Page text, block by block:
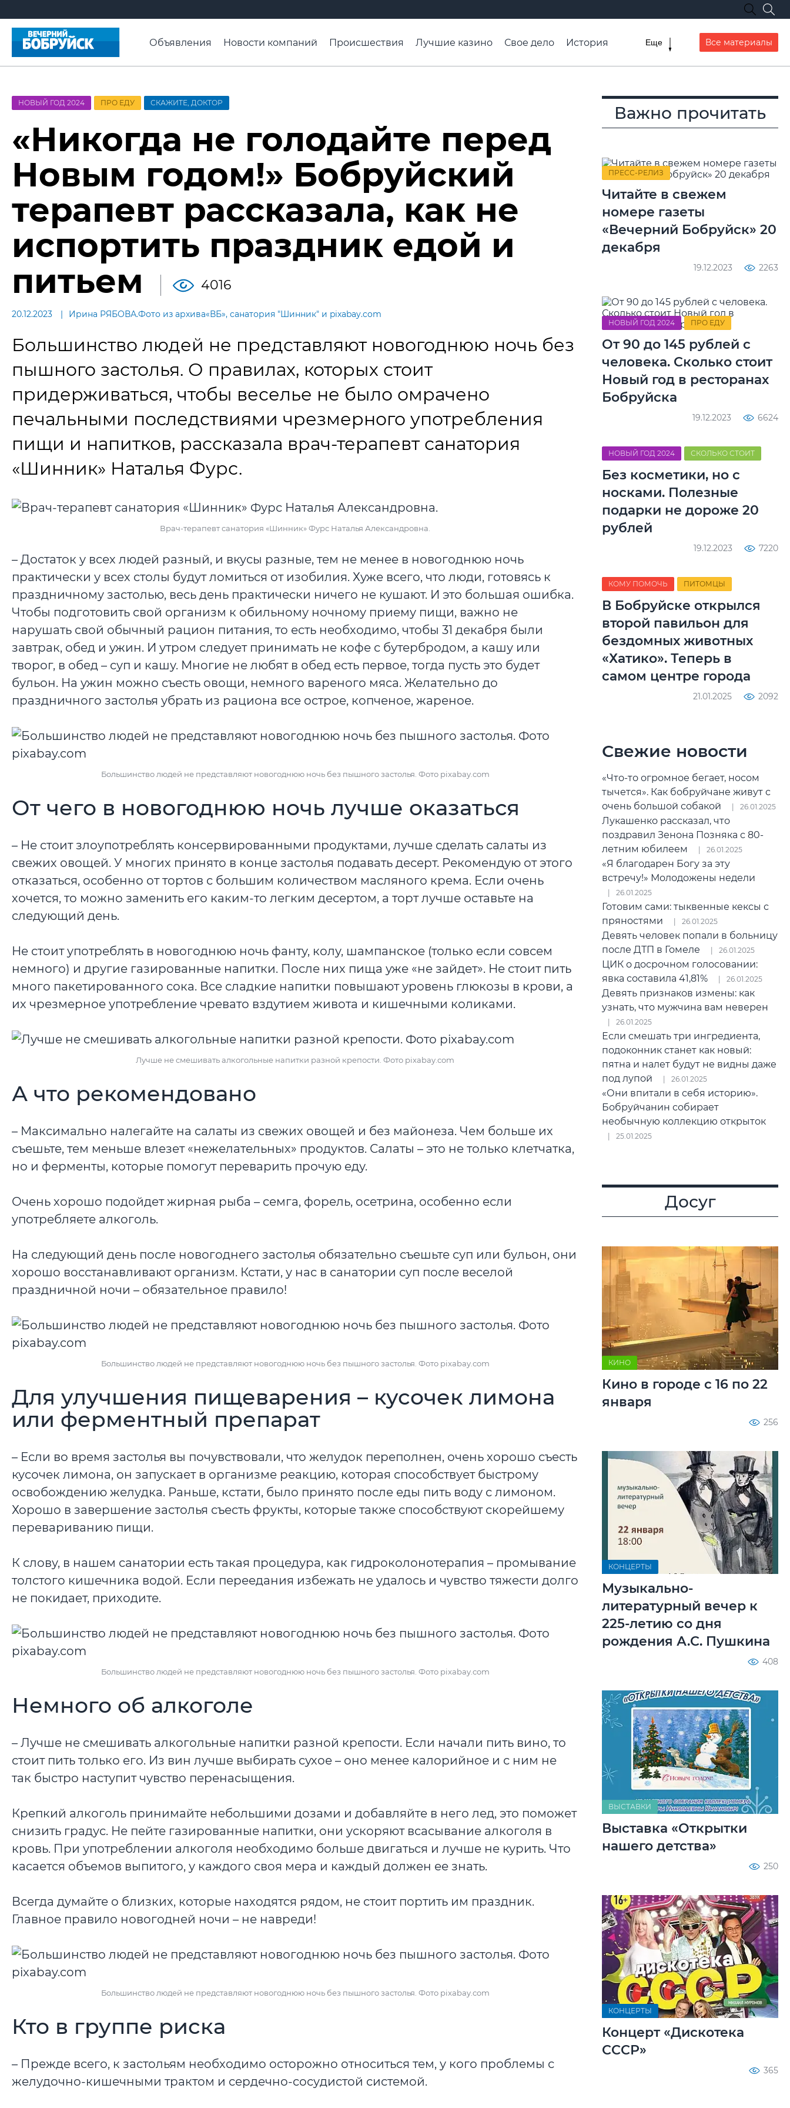
Объявления Новости компаний Происшествия Лучшие казино Свое дело
История
Видео ВБ ПроМогилев
Еще Все материалы
НОВЫЙ ГОД 2024 ПРО ЕДУ СКАЖИТЕ, ДОКТОР
«Никогда не голодайте перед
Новым годом!» Бобруйский
терапевт рассказала, как не
испортить праздник едой и
питьем
4016
20.12.2023 Ирина РЯБОВА.Фото из архива«ВБ», санатория "Шинник" и pixabay.com
Большинство людей не представляют новогоднюю ночь без
пышного застолья. О правилах, которых стоит
придерживаться, чтобы веселье не было омрачено
печальными последствиями чрезмерного употребления
пищи и напитков, рассказала врач-терапевт санатория
«Шинник» Наталья Фурс.
Врач-терапевт санатория «Шинник» Фурс Наталья Александровна.
– Достаток у всех людей разный, и вкусы разные, тем не менее в новогоднюю ночь
практически у всех столы будут ломиться от изобилия. Хуже всего, что люди, готовясь к
праздничному застолью, весь день практически ничего не кушают. И это большая ошибка.
Чтобы подготовить свой организм к обильному ночному приему пищи, важно не
нарушать свой обычный рацион питания, то есть необходимо, чтобы 31 декабря были
завтрак, обед и ужин. И утром следует принимать не кофе с бутербродом, а кашу или
творог, в обед – суп и кашу. Многие не любят в обед есть первое, тогда пусть это будет
бульон. На ужин можно съесть овощи, немного вареного мяса. Желательно до
праздничного застолья убрать из рациона все острое, копченое, жареное.
Большинство людей не представляют новогоднюю ночь без пышного застолья. Фото pixabay.com
От чего в новогоднюю ночь лучше оказаться
– Не стоит злоупотреблять консервированными продуктами, лучше сделать салаты из
свежих овощей. У многих принято в конце застолья подавать десерт. Рекомендую от этого
отказаться, особенно от тортов с большим количеством масляного крема. Если очень
хочется, то можно заменить его каким-то легким десертом, а торт лучше оставьте на
следующий день.
Не стоит употреблять в новогоднюю ночь фанту, колу, шампанское (только если совсем
немного) и другие газированные напитки. После них пища уже «не зайдет». Не стоит пить
много пакетированного сока. Все сладкие напитки повышают уровень глюкозы в крови, а
их чрезмерное употребление чревато вздутием живота и кишечными коликами.
Лучше не смешивать алкогольные напитки разной крепости. Фото pixabay.com
А что рекомендовано
– Максимально налегайте на салаты из свежих овощей и без майонеза. Чем больше их
съешьте, тем меньше влезет «нежелательных» продуктов. Салаты – это не только клетчатка,
но и ферменты, которые помогут переварить прочую еду.
Очень хорошо подойдет жирная рыба – семга, форель, осетрина, особенно если
употребляете алкоголь.
На следующий день после новогоднего застолья обязательно съешьте суп или бульон, они
хорошо восстанавливают организм. Кстати, у нас в санатории суп после веселой
праздничной ночи – обязательное правило!
Большинство людей не представляют новогоднюю ночь без пышного застолья. Фото pixabay.com
Для улучшения пищеварения – кусочек лимона
или ферментный препарат
– Если во время застолья вы почувствовали, что желудок переполнен, очень хорошо съесть
кусочек лимона, он запускает в организме реакцию, которая способствует быстрому
освобождению желудка. Раньше, кстати, было принято после еды пить воду с лимоном.
Хорошо в завершение застолья съесть фрукты, которые также способствуют скорейшему
перевариванию пищи.
К слову, в нашем санатории есть такая процедура, как гидроколонотерапия – промывание
толстого кишечника водой. Если переедания избежать не удалось и чувство тяжести долго
не покидает, приходите.
Большинство людей не представляют новогоднюю ночь без пышного застолья. Фото pixabay.com
Немного об алкоголе
– Лучше не смешивать алкогольные напитки разной крепости. Если начали пить вино, то
стоит пить только его. Из вин лучше выбирать сухое – оно менее калорийное и с ним не
так быстро наступит чувство перенасыщения.
Крепкий алкоголь принимайте небольшими дозами и добавляйте в него лед, это поможет
снизить градус. Не пейте газированные напитки, они ускоряют всасывание алкоголя в
кровь. При употреблении алкоголя необходимо больше двигаться и лучше не курить. Что
касается объемов выпитого, у каждого своя мера и каждый должен ее знать.
Всегда думайте о близких, которые находятся рядом, не стоит портить им праздник.
Главное правило новогодней ночи – не навреди!
Большинство людей не представляют новогоднюю ночь без пышного застолья. Фото pixabay.com
Кто в группе риска
– Прежде всего, к застольям необходимо осторожно относиться тем, у кого проблемы с
желудочно-кишечными трактом и сердечно-сосудистой системой.
Важно прочитать
ПРЕСС-РЕЛИЗ
Читайте в свежем
номере газеты
«Вечерний Бобруйск» 20
декабря
19.12.2023 2263
НОВЫЙ ГОД 2024 ПРО ЕДУ
От 90 до 145 рублей с
человека. Сколько стоит
Новый год в ресторанах
Бобруйска
19.12.2023 6624
НОВЫЙ ГОД 2024 СКОЛЬКО СТОИТ
Без косметики, но с
носками. Полезные
подарки не дороже 20
рублей
19.12.2023 7220
КОМУ ПОМОЧЬ ПИТОМЦЫ
В Бобруйске открылся
второй павильон для
бездомных животных
«Хатико». Теперь в
самом центре города
21.01.2025 2092
Свежие новости
«Что-то огромное бегает, носом
тычется». Как бобруйчане живут с
очень большой собакой
26.01.2025
Лукашенко рассказал, что
поздравил Зенона Позняка с 80-
летним юбилеем
26.01.2025
«Я благодарен Богу за эту
встречу!» Молодожены недели
26.01.2025
Готовим сами: тыквенные кексы с
пряностями
26.01.2025
Девять человек попали в больницу
после ДТП в Гомеле
26.01.2025
ЦИК о досрочном голосовании:
явка составила 41,81%
26.01.2025
Девять признаков измены: как
узнать, что мужчина вам неверен
26.01.2025
Если смешать три ингредиента,
подоконник станет как новый:
пятна и налет будут не видны даже
под лупой
26.01.2025
«Они впитали в себя историю».
Бобруйчанин собирает
необычную коллекцию открыток
25.01.2025
Досуг
КИНО
Кино в городе с 16 по 22
января
256
КОНЦЕРТЫ
Музыкально-
литературный вечер к
225-летию со дня
рождения А.С. Пушкина
408
ВЫСТАВКИ
Выставка «Открытки
нашего детства»
250
КОНЦЕРТЫ
Концерт «Дискотека
СССР»
365